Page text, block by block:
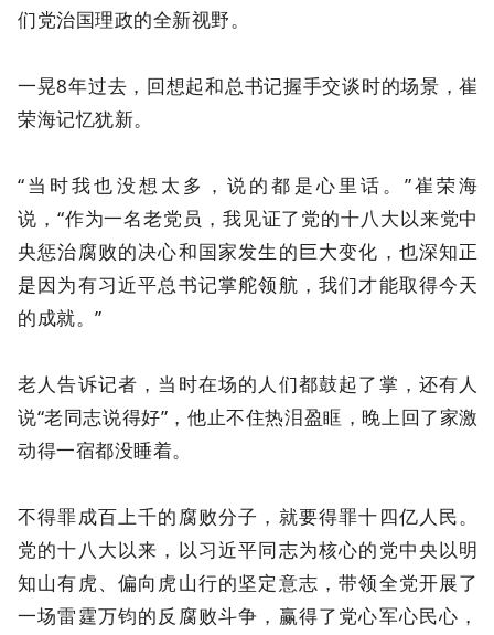
们党治国理政的全新视野。
一晃8年过去，回想起和总书记握手交谈时的场景，崔
荣海记忆犹新。
“当时我也没想太多，说的都是心里话。”崔荣海
说，“作为一名老党员，我见证了党的十八大以来党中
央惩治腐败的决心和国家发生的巨大变化，也深知正
是因为有习近平总书记掌舵领航，我们才能取得今天
的成就。”
老人告诉记者，当时在场的人们都鼓起了掌，还有人
说“老同志说得好”，他止不住热泪盈眶，晚上回了家激
动得一宿都没睡着。
不得罪成百上千的腐败分子，就要得罪十四亿人民。
党的十八大以来，以习近平同志为核心的党中央以明
知山有虎、偏向虎山行的坚定意志，带领全党开展了
一场雷霆万钧的反腐败斗争，赢得了党心军心民心，